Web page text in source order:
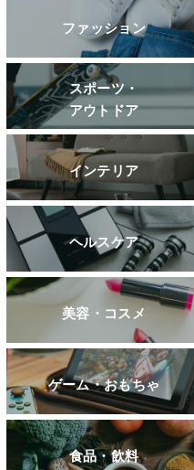
ファッション
スポーツ・
アウトドア
インテリア
ヘルスケア
美容・コスメ
ゲーム・おもちゃ
食品・飲料